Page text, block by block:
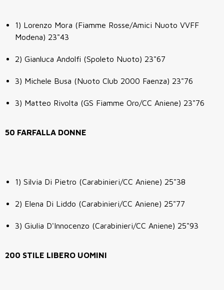
1) Lorenzo Mora (Fiamme Rosse/Amici Nuoto VVFF
Modena) 23"43
2) Gianluca Andolfi (Spoleto Nuoto) 23"67
3) Michele Busa (Nuoto Club 2000 Faenza) 23"76
3) Matteo Rivolta (GS Fiamme Oro/CC Aniene) 23"76
50 FARFALLA DONNE
1) Silvia Di Pietro (Carabinieri/CC Aniene) 25"38
2) Elena Di Liddo (Carabinieri/CC Aniene) 25"77
3) Giulia D'Innocenzo (Carabinieri/CC Aniene) 25"93
200 STILE LIBERO UOMINI